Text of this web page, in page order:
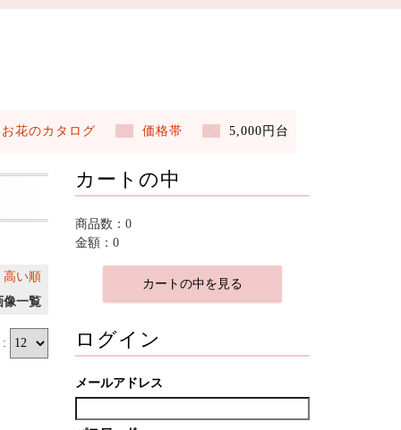
お花のカタログ 価格帯 5,000円台
高い順
像一覧
:
カートの中
商品数：0
金額：0
カートの中を見る
ログイン
メールアドレス